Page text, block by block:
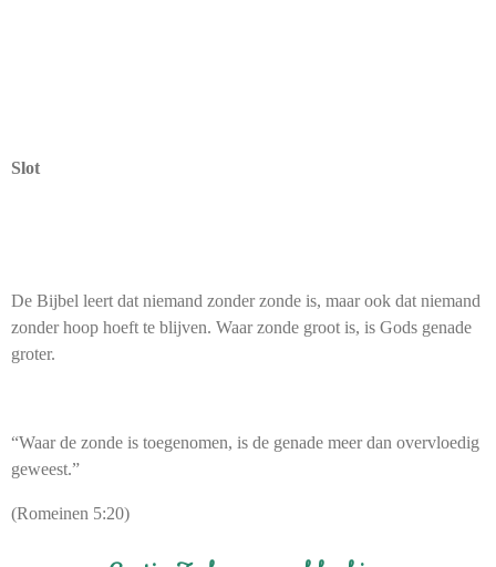
Slot
De Bijbel leert dat niemand zonder zonde is, maar ook dat niemand
zonder hoop hoeft te blijven. Waar zonde groot is, is Gods genade
groter.
“Waar de zonde is toegenomen, is de genade meer dan overvloedig
geweest.”
(Romeinen 5:20)